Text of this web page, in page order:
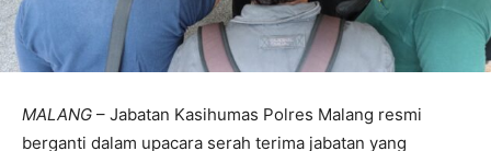
MALANG – Jabatan Kasihumas Polres Malang resmi
berganti dalam upacara serah terima jabatan yang